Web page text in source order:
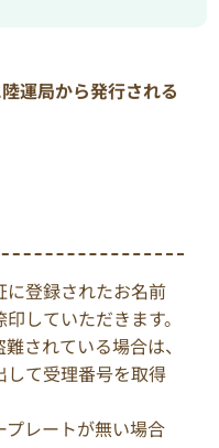
運局から発行される
に登録されたお名前
していただきます。
されている場合は、
て受理番号を取得
レートが無い場合